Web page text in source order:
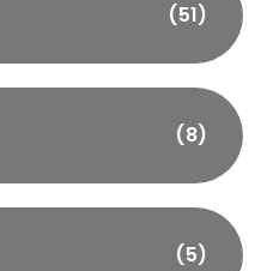
(51)
(8)
(5)